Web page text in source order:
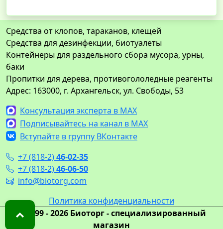
Средства от клопов, тараканов, клещей
Средства для дезинфекции, биотуалеты
Контейнеры для раздельного сбора мусора, урны,
баки
Пропитки для дерева, противогололедные реагенты
Адрес: 163000, г. Архангельск, ул. Свободы, 53
Консультация эксперта в MAX
Подписывайтесь на канал в MAX
Вступайте в группу ВКонтакте
+7 (818-2)46-02-35
+7 (818-2)46-06-50
info@biotorg.com
Политика конфиденциальности
© 1999 - 2026 Биоторг - специализированный
магазин